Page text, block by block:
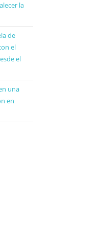
la
de
el
el
una
en